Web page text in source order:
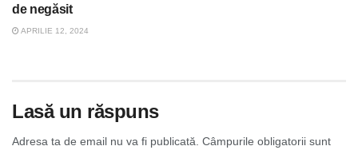
de negăsit
APRILIE 12, 2024
Lasă un răspuns
Adresa ta de email nu va fi publicată. Câmpurile obligatorii sunt